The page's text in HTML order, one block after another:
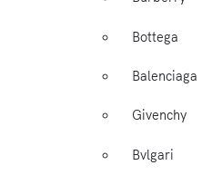
Bottega
Balenciaga
Givenchy
Bvlgari